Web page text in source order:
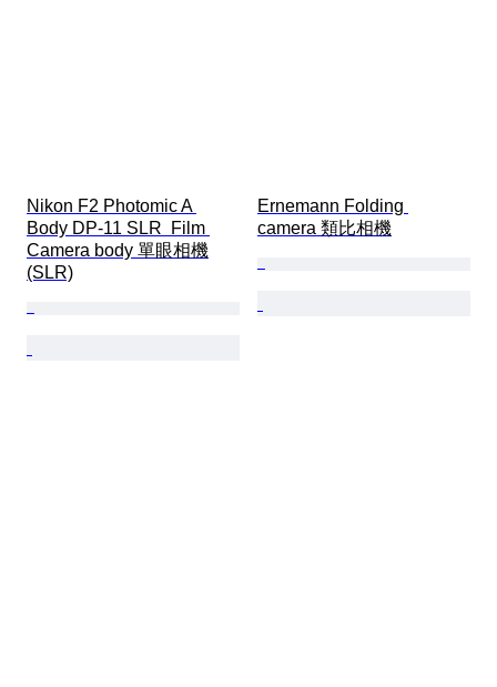
Nikon F2 Photomic A
Body DP-11 SLR  Film
Camera body 單眼相機
(SLR)
Ernemann Folding
camera 類比相機